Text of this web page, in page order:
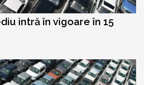
intră în vigoare în 15